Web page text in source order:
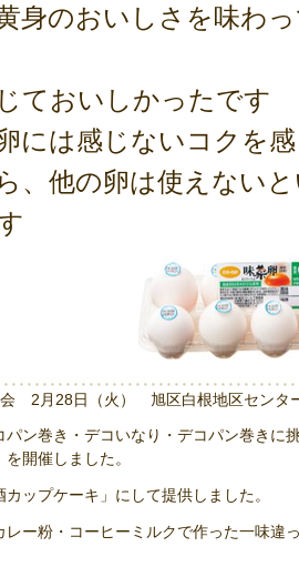
身のおいしさを味わ
ておいしかったです
には感じないコクを
、他の卵は使えない
2月28日（火） 旭区白根地区センタ
ン巻き・デコいなり・デコパン巻きに
開催しました。
ップケーキ」にして提供しました。
ー粉・コーヒーミルクで作った一味違